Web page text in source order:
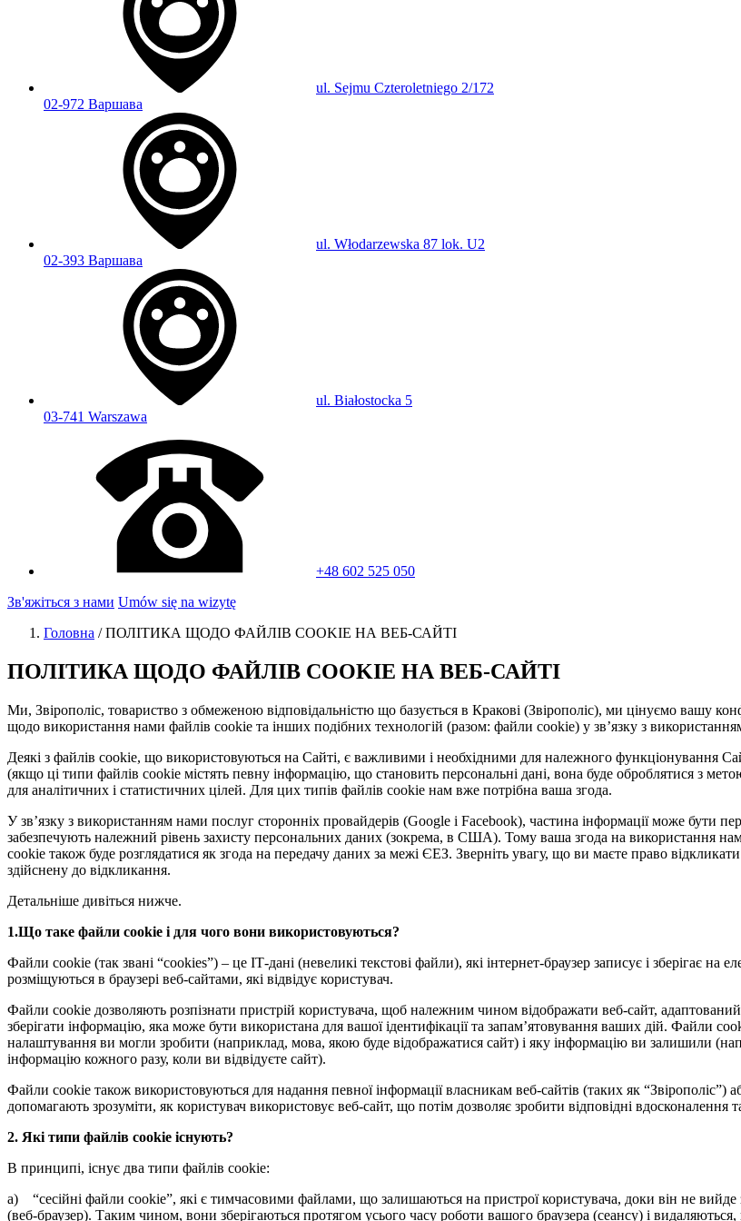
ul. Sejmu Czteroletniego 2/172
02-972 Варшава
ul. Włodarzewska 87 lok. U2
02-393 Варшава
ul. Białostocka 5
03-741 Warszawa
+48 602 525 050
Зв'яжіться з нами Umów się na wizytę
Головна /ПОЛІТИКА ЩОДО ФАЙЛІВ COOKIE НА ВЕБ-САЙТІ
ПОЛІТИКА ЩОДО ФАЙЛІВ COOKIE НА ВЕБ-САЙТІ
Ми, Звірополіс, товариство з обмеженою відповідальністю що базується в Кракові (Звірополіс), ми цінуємо вашу
щодо використання нами файлів cookie та інших подібних технологій (разом: файли cookie) у зв’язку з
Деякі з файлів cookie, що використовуються на Сайті, є важливими і необхідними для належного функціонування
(якщо ці типи файлів cookie містять певну інформацію, що становить персональні дані, вона буде оброблятися з
для аналітичних і статистичних цілей. Для цих типів файлів cookie нам вже потрібна ваша згода.
У зв’язку з використанням нами послуг сторонніх провайдерів (Google і Facebook), частина інформації може бути
забезпечують належний рівень захисту персональних даних (зокрема, в США). Тому ваша згода на використання
cookie також буде розглядатися як згода на передачу даних за межі ЄЕЗ. Зверніть увагу, що ви маєте право
здійснену до відкликання.
Детальніше дивіться нижче.
1.Що таке файли cookie і для чого вони використовуються?
Файли cookie (так звані “cookies”) – це ІТ-дані (невеликі текстові файли), які інтернет-браузер записує і зберігає
розміщуються в браузері веб-сайтами, які відвідує користувач.
Файли cookie дозволяють розпізнати пристрій користувача, щоб належним чином відображати веб-сайт,
зберігати інформацію, яка може бути використана для вашої ідентифікації та запам’ятовування ваших дій. Файли
налаштування ви могли зробити (наприклад, мова, якою буде відображатися сайт) і яку інформацію ви залишили
інформацію кожного разу, коли ви відвідуєте сайт).
Файли cookie також використовуються для надання певної інформації власникам веб-сайтів (таких як “Звірополіс”)
допомагають зрозуміти, як користувач використовує веб-сайт, що потім дозволяє зробити відповідні вдосконалення
2. Які типи файлів cookie існують?
В принципі, існує два типи файлів cookie:
a) “сесійні файли cookie”, які є тимчасовими файлами, що залишаються на пристрої користувача, доки він не
(веб-браузер). Таким чином, вони зберігаються протягом усього часу роботи вашого браузера (сеансу) і